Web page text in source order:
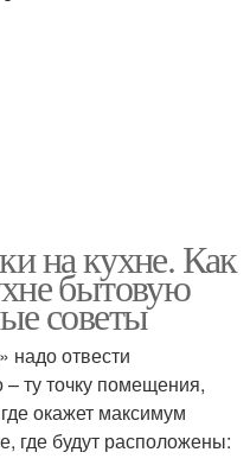
на кухне. Как
бытовую
советы
отвести
ту точку помещения,
окажет максимум
где будут расположены: